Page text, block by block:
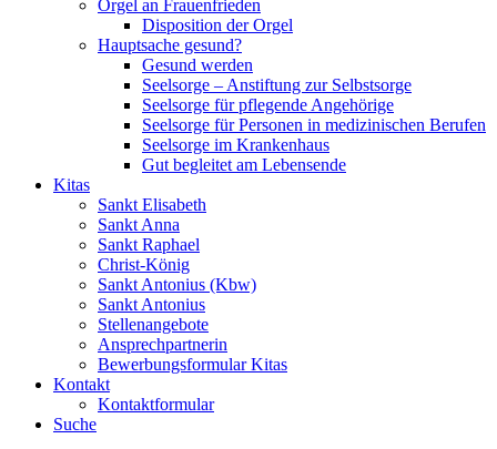
Orgel an Frauenfrieden
Disposition der Orgel
Hauptsache gesund?
Gesund werden
Seelsorge – Anstiftung zur Selbstsorge
Seelsorge für pflegende Angehörige
Seelsorge für Personen in medizinischen Berufen
Seelsorge im Krankenhaus
Gut begleitet am Lebensende
Kitas
Sankt Elisabeth
Sankt Anna
Sankt Raphael
Christ-König
Sankt Antonius (Kbw)
Sankt Antonius
Stellenangebote
Ansprechpartnerin
Bewerbungsformular Kitas
Kontakt
Kontaktformular
Suche